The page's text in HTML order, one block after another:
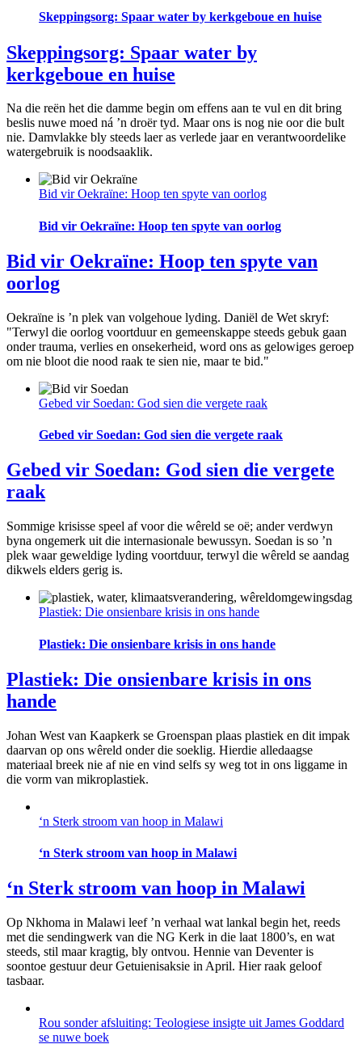
Skeppingsorg: Spaar water by kerkgeboue en huise
Skeppingsorg: Spaar water by
kerkgeboue en huise
Na die reën het die damme begin om effens aan te vul en dit bring
beslis nuwe moed ná ’n droër tyd. Maar ons is nog nie oor die bult
nie. Damvlakke bly steeds laer as verlede jaar en verantwoordelike
watergebruik is noodsaaklik.
Bid vir Oekraïne: Hoop ten spyte van oorlog
Bid vir Oekraïne: Hoop ten spyte van oorlog
Bid vir Oekraïne: Hoop ten spyte van
oorlog
Oekraïne is ’n plek van volgehoue lyding. Daniël de Wet skryf:
"Terwyl die oorlog voortduur en gemeenskappe steeds gebuk gaan
onder trauma, verlies en onsekerheid, word ons as gelowiges geroep
om nie bloot die nood raak te sien nie, maar te bid."
Gebed vir Soedan: God sien die vergete raak
Gebed vir Soedan: God sien die vergete raak
Gebed vir Soedan: God sien die vergete
raak
Sommige krisisse speel af voor die wêreld se oë; ander verdwyn
byna ongemerk uit die internasionale bewussyn. Soedan is so ’n
plek waar geweldige lyding voortduur, terwyl die wêreld se aandag
dikwels elders gerig is.
Plastiek: Die onsienbare krisis in ons hande
Plastiek: Die onsienbare krisis in ons hande
Plastiek: Die onsienbare krisis in ons
hande
Johan West van Kaapkerk se Groenspan plaas plastiek en dit impak
daarvan op ons wêreld onder die soeklig. Hierdie alledaagse
materiaal breek nie af nie en vind selfs sy weg tot in ons liggame in
die vorm van mikroplastiek.
‘n Sterk stroom van hoop in Malawi
‘n Sterk stroom van hoop in Malawi
‘n Sterk stroom van hoop in Malawi
Op Nkhoma in Malawi leef ’n verhaal wat lankal begin het, reeds
met die sendingwerk van die NG Kerk in die laat 1800’s, en wat
steeds, stil maar kragtig, bly ontvou. Hennie van Deventer is
soontoe gestuur deur Getuienisaksie in April. Hier raak geloof
tasbaar.
Rou sonder afsluiting: Teologiese insigte uit James Goddard
se nuwe boek